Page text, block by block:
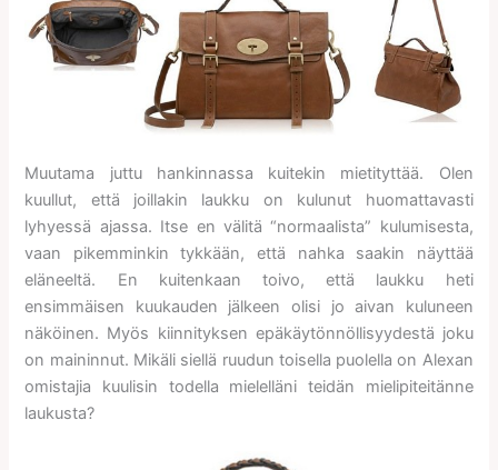
Muutama juttu hankinnassa kuitekin mietityttää. Olen
kuullut, että joillakin laukku on kulunut huomattavasti
lyhyessä ajassa. Itse en välitä “normaalista” kulumisesta,
vaan pikemminkin tykkään, että nahka saakin näyttää
eläneeltä. En kuitenkaan toivo, että laukku heti
ensimmäisen kuukauden jälkeen olisi jo aivan kuluneen
näköinen. Myös kiinnityksen epäkäytönnöllisyydestä joku
on maininnut. Mikäli siellä ruudun toisella puolella on Alexan
omistajia kuulisin todella mielelläni teidän mielipiteitänne
laukusta?